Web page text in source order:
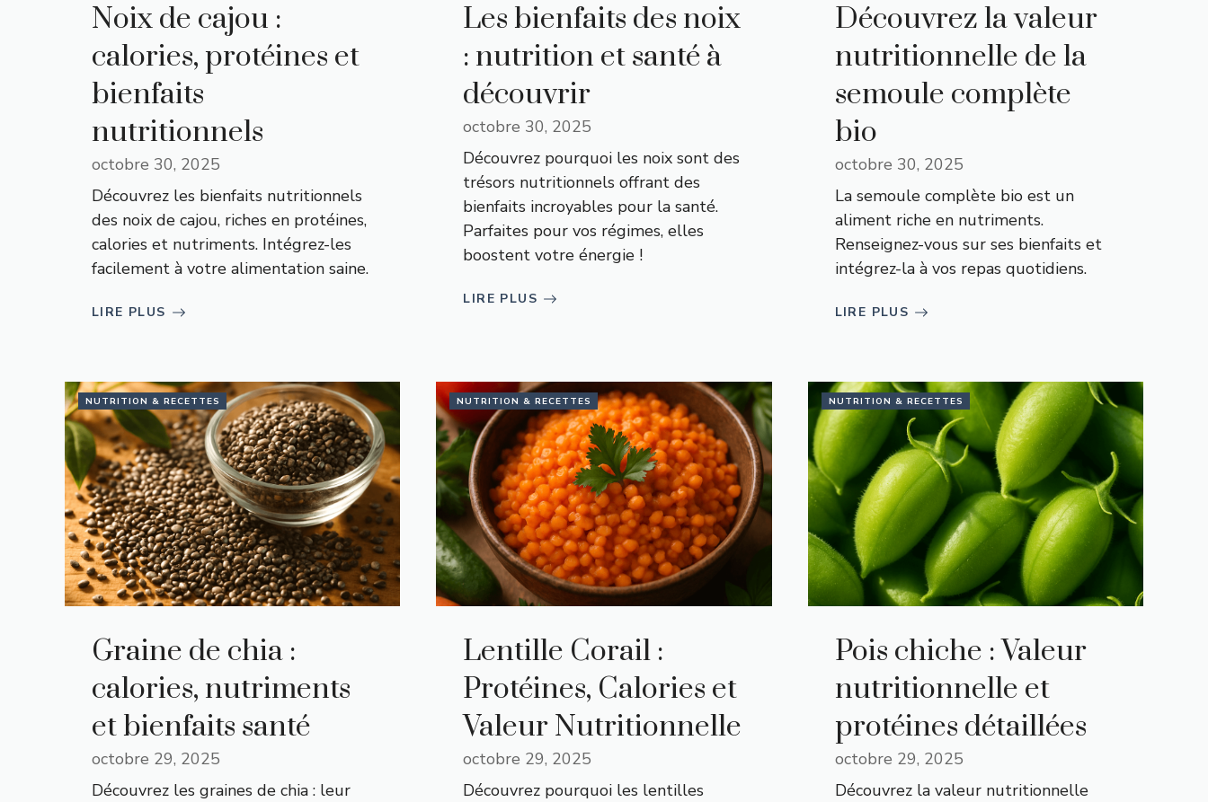
Noix de cajou :
calories, protéines et
bienfaits
nutritionnels
octobre 30, 2025
Découvrez les bienfaits nutritionnels
des noix de cajou, riches en protéines,
calories et nutriments. Intégrez-les
facilement à votre alimentation saine.
LIRE PLUS
Les bienfaits des noix
: nutrition et santé à
découvrir
octobre 30, 2025
Découvrez pourquoi les noix sont des
trésors nutritionnels offrant des
bienfaits incroyables pour la santé.
Parfaites pour vos régimes, elles
boostent votre énergie !
LIRE PLUS
Découvrez la valeur
nutritionnelle de la
semoule complète
bio
octobre 30, 2025
La semoule complète bio est un
aliment riche en nutriments.
Renseignez-vous sur ses bienfaits et
intégrez-la à vos repas quotidiens.
LIRE PLUS
NUTRITION & RECETTES
Graine de chia :
calories, nutriments
et bienfaits santé
octobre 29, 2025
Découvrez les graines de chia : leur
NUTRITION & RECETTES
Lentille Corail :
Protéines, Calories et
Valeur Nutritionnelle
octobre 29, 2025
Découvrez pourquoi les lentilles
NUTRITION & RECETTES
Pois chiche : Valeur
nutritionnelle et
protéines détaillées
octobre 29, 2025
Découvrez la valeur nutritionnelle